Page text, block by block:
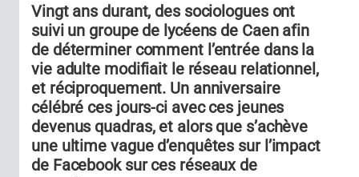
Vingt ans durant, des sociologues ont
suivi un groupe de lycéens de Caen afin
de déterminer comment l’entrée dans la
vie adulte modifiait le réseau relationnel,
et réciproquement. Un anniversaire
célébré ces jours-ci avec ces jeunes
devenus quadras, et alors que s’achève
une ultime vague d’enquêtes sur l’impact
de Facebook sur ces réseaux de